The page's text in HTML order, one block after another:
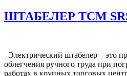
ШТАБЕЛЕР TCM
Электрический штабелер – это
облегчения ручного труда при
работах в крупных торговых